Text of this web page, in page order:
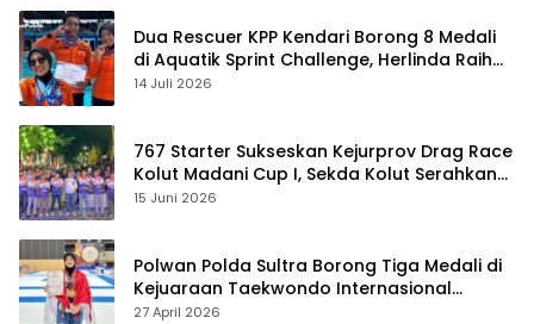
Dua Rescuer KPP Kendari Borong 8 Medali
di Aquatik Sprint Challenge, Herlinda Raih
Best Swimmer
14 Juli 2026
767 Starter Sukseskan Kejurprov Drag Race
Kolut Madani Cup I, Sekda Kolut Serahkan
Trofi
15 Juni 2026
Polwan Polda Sultra Borong Tiga Medali di
Kejuaraan Taekwondo Internasional
Jepang
27 April 2026